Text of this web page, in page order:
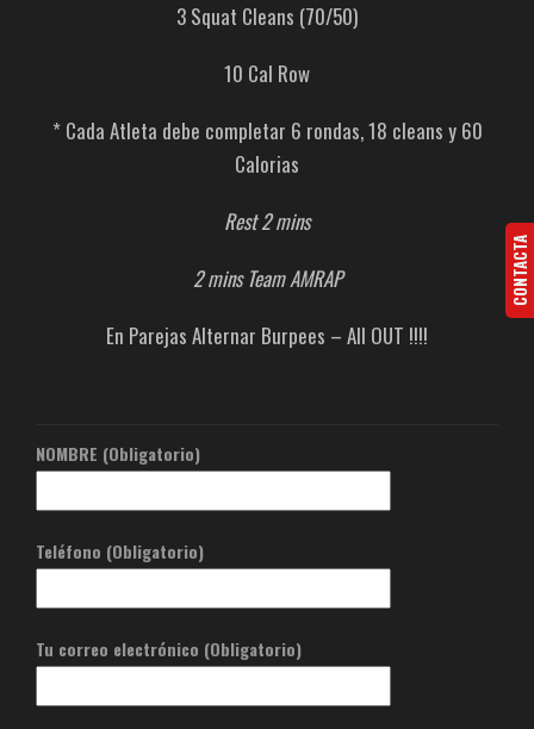
3 Squat Cleans (70/50)
10 Cal Row
* Cada Atleta debe completar 6 rondas, 18 cleans y 60
Calorias
Rest 2 mins
2 mins Team AMRAP
En Parejas Alternar Burpees – All OUT !!!!
NOMBRE (Obligatorio)
Teléfono (Obligatorio)
Tu correo electrónico (Obligatorio)
CONTACTA